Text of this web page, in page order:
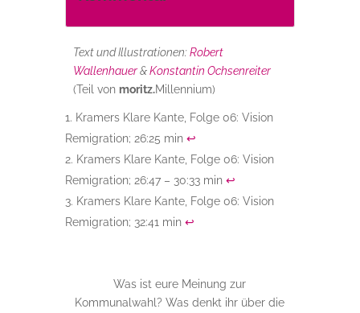
Text und Illustrationen:Robert
Wallenhauer&Konstantin Ochsenreiter
(Teil von moritz.Millennium)
Kramers Klare Kante, Folge 06: Vision
Remigration; 26:25 min ↩︎
Kramers Klare Kante, Folge 06: Vision
Remigration; 26:47 – 30:33 min ↩︎
Kramers Klare Kante, Folge 06: Vision
Remigration; 32:41 min ↩︎
Was ist eure Meinung zur
Kommunalwahl? Was denkt ihr über die